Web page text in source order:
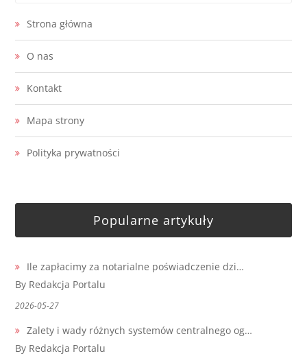
Strona główna
O nas
Kontakt
Mapa strony
Polityka prywatności
Popularne artykuły
Ile zapłacimy za notarialne poświadczenie dzi…
By Redakcja Portalu
2026-05-27
Zalety i wady różnych systemów centralnego og…
By Redakcja Portalu